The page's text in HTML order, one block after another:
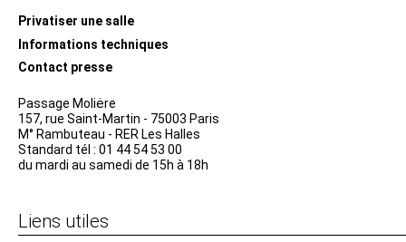
Privatiser une salle
Informations techniques
Contact presse
Passage Moliėre
157, rue Saint-Martin - 75003 Paris
M° Rambuteau - RER Les Halles
Standard tél : 01 44 54 53 00
du mardi au samedi de 15h à 18h
Liens utiles